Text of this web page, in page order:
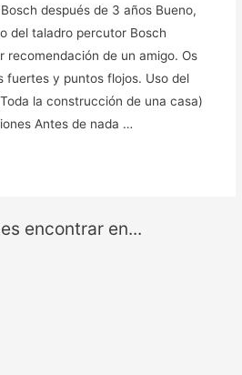
después de 3 años Bueno,
del taladro percutor Bosch
recomendación de un amigo. Os
fuertes y puntos flojos. Uso del
la construcción de una casa)
Antes de nada …
encontrar en...